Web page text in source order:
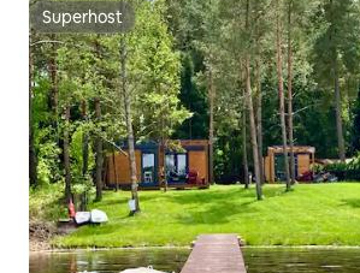
Superhost
Superhost